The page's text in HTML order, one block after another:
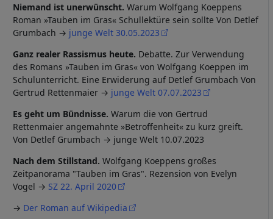
Niemand ist unerwünscht. Warum Wolfgang Koeppens
Roman »Tauben im Gras« Schullektüre sein sollte Von Detlef
Grumbach → junge Welt 30.05.2023
Ganz realer Rassismus heute. Debatte. Zur Verwendung
des Romans »Tauben im Gras« von Wolfgang Koeppen im
Schulunterricht. Eine Erwiderung auf Detlef Grumbach Von
Gertrud Rettenmaier → junge Welt 07.07.2023
Es geht um Bündnisse. Warum die von Gertrud
Rettenmaier angemahnte »Betroffenheit« zu kurz greift.
Von Detlef Grumbach → junge Welt 10.07.2023
Nach dem Stillstand. Wolfgang Koeppens großes
Zeitpanorama "Tauben im Gras". Rezension von Evelyn
Vogel → SZ 22. April 2020
→ Der Roman auf Wikipedia